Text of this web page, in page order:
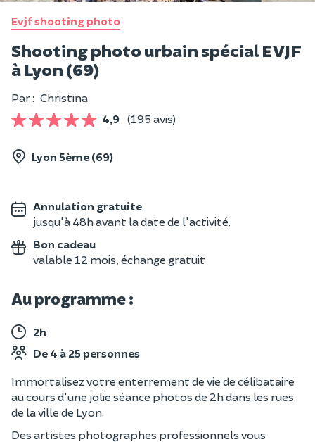
Evjf shooting photo
Shooting photo urbain spécial EVJF
à Lyon (69)
Par : Christina
4,9 (195 avis)
Lyon 5ème (69)
Annulation gratuite
jusqu'à 48h avant la date de l'activité.
Bon cadeau
valable 12 mois, échange gratuit
Au programme :
2h
De 4 à 25 personnes
Immortalisez votre enterrement de vie de célibataire
au cours d'une jolie séance photos de 2h dans les rues
de la ville de Lyon.
Des artistes photographes professionnels vous